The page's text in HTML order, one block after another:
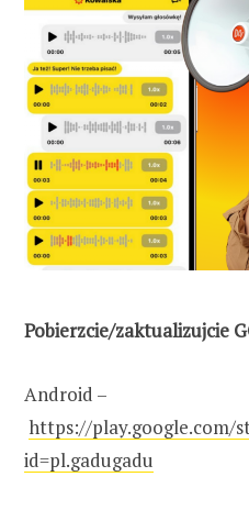
Pobierzcie/zaktualizujcie
Android –
https://play.google.com/
id=pl.gadugadu